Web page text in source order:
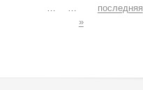
Страницы
… …
последняя
»